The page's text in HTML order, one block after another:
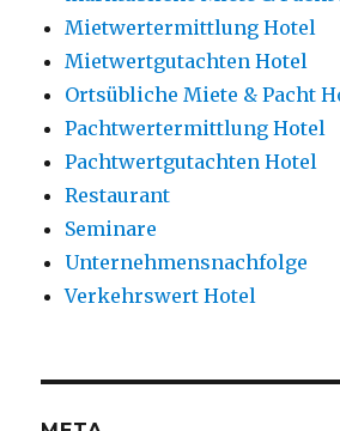
Mietwertermittlung Hotel
Mietwertgutachten Hotel
Ortsübliche Miete & Pacht
Pachtwertermittlung Hotel
Pachtwertgutachten Hotel
Restaurant
Seminare
Unternehmensnachfolge
Verkehrswert Hotel